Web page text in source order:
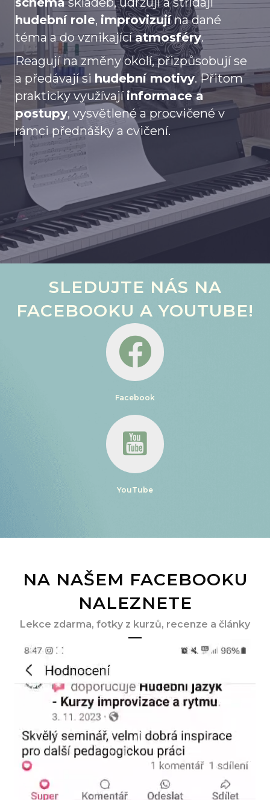
hudební role, improvizujína dané
téma a do vznikajícíatmosféry.
Reagují na změny okolí, přizpůsobují se
a předávají si hudební motivy. Přitom
prakticky využívajíinformace a
postupy, vysvětlené a procvičené v
rámci přednášky a cvičení.
SLEDUJTE NÁS NA
FACEBOOKU A YOUTUBE!
Facebook
YouTube
NA NAŠEM FACEBOOKU
NALEZNETE
Lekce zdarma, fotky z kurzů, recenze a články
Video
přehrávač